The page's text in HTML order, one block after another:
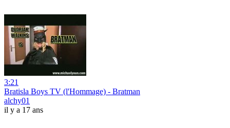
3:21
Bratisla Boys TV (l'Hommage) - Bratman
alchy01
il y a 17 ans